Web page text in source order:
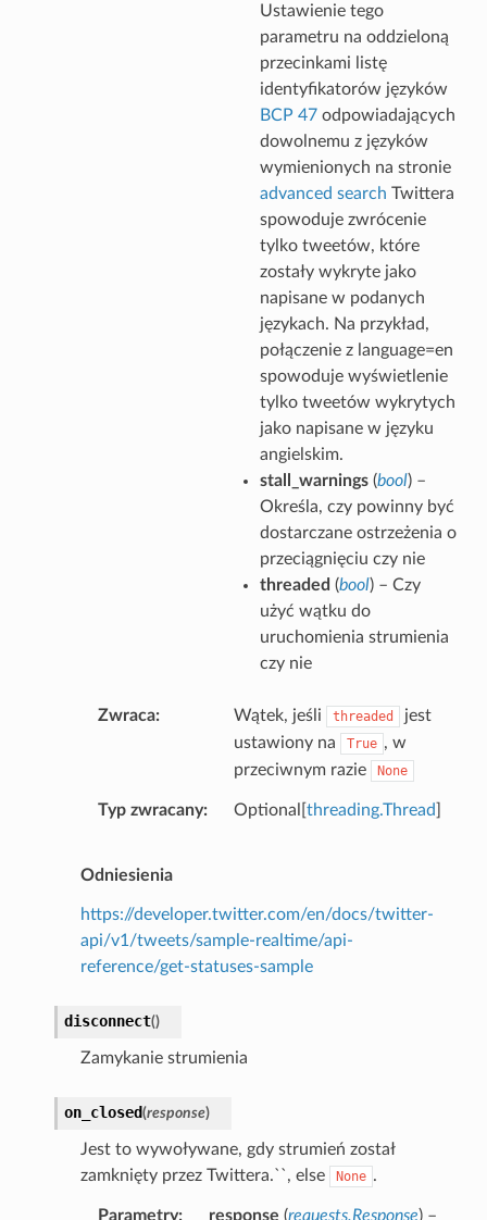
Ustawienie tego
parametru na oddzieloną
przecinkami listę
identyfikatorów języków
BCP 47odpowiadających
dowolnemu z języków
wymienionych na stronie
advanced search Twittera
spowoduje zwrócenie
tylko tweetów, które
zostały wykryte jako
napisane w podanych
językach. Na przykład,
połączenie z language=en
spowoduje wyświetlenie
tylko tweetów wykrytych
jako napisane w języku
angielskim.
stall_warnings(bool) –
Określa, czy powinny być
dostarczane ostrzeżenia o
przeciągnięciu czy nie
threaded (bool) – Czy
użyć wątku do
uruchomienia strumienia
czy nie
Zwraca Wątek, jeśli threaded
jest
ustawiony na
True , w
przeciwnym razie
None
Typ zwracany Optional[ threading.Thread
Odniesienia
https://developer.twitter.com/en/docs/twitter-
api/v1/tweets/sample-realtime/api-
reference/get-statuses-sample
disconnect()
Zamykanie strumienia
on_closed(response)
Jest to wywoływane, gdy strumień został
zamknięty przez Twittera.``, else
None .
Parametry response (requests.Response) –